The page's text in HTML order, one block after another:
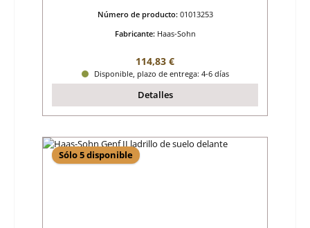
Número de producto: 01013253
Fabricante: Haas-Sohn
Precio normal:
114,83 €
Disponible, plazo de entrega: 4-6 días
Detalles
Sólo 5 disponible